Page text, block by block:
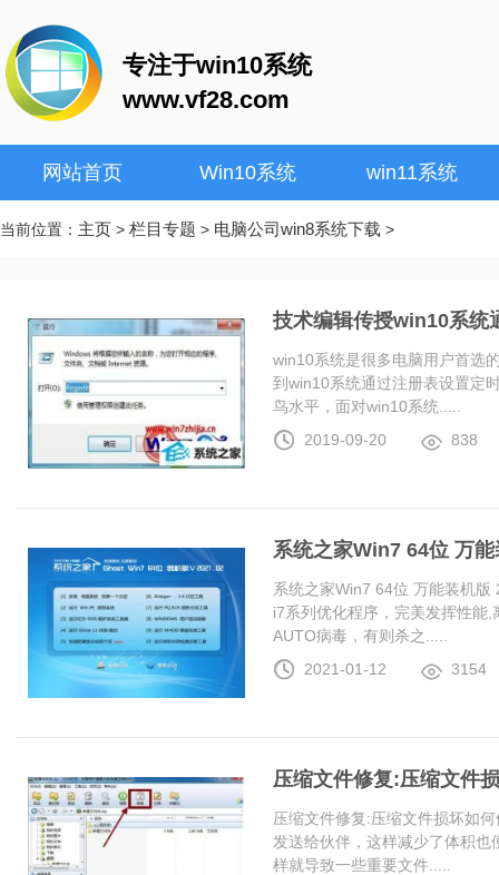
专注于win10系统
www.vf28.com
网站首页 Win10系统 win11系统
当前位置： 主页 > 栏目专题 > 电脑公司win8系统下载 >
技术编辑传授win10系统
win10系统是很多电脑用户首选
到win10系统通过注册表设置定
鸟水平，面对win10系统.....
2019-09-20
838
系统之家Win7 64位 万
系统之家Win7 64位 万能装机
i7系列优化程序，完美发挥性能
AUTO病毒，有则杀之.....
2021-01-12
3154
压缩文件修复:压缩文件
压缩文件修复:压缩文件损坏如
发送给伙伴，这样减少了体积
样就导致一些重要文件.....